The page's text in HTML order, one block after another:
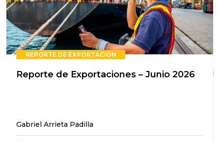
REPORTE DE EXPORTACIÓN
Reporte de Exportaciones – Junio 2026
Gabriel Arrieta Padilla